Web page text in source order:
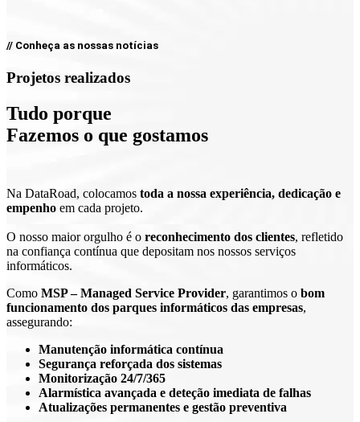
// Conheça as nossas notícias
Projetos realizados
Tudo porque
Fazemos o que gostamos
Na DataRoad, colocamos toda a nossa experiência, dedicação e
empenho em cada projeto.
O nosso maior orgulho é o reconhecimento dos clientes, refletido
na confiança contínua que depositam nos nossos serviços
informáticos.
Como MSP – Managed Service Provider, garantimos o bom
funcionamento dos parques informáticos das empresas,
assegurando:
Manutenção informática contínua
Segurança reforçada dos sistemas
Monitorização 24/7/365
Alarmística avançada e deteção imediata de falhas
Atualizações permanentes e gestão preventiva